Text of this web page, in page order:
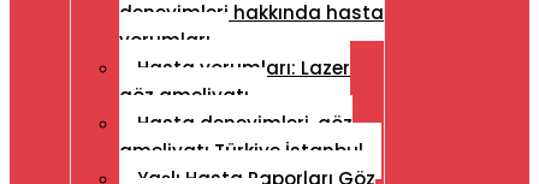
deneyimleri hakkında hasta
yorumları
Hasta yorumları: Lazer
göz ameliyatı
Hasta deneyimleri, göz
ameliyatı Türkiye İstanbul